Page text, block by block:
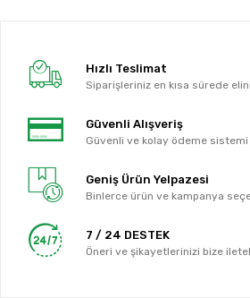
Hızlı Teslimat
Siparişleriniz en kısa sürede
Güvenli Alışveriş
Güvenli ve kolay ödeme sistemi
Geniş Ürün Yelpazesi
Binlerce ürün ve kampanya
7 / 24 DESTEK
Öneri ve şikayetlerinizi bize